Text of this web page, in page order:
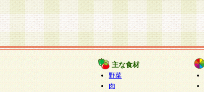
主な食材
野菜
肉